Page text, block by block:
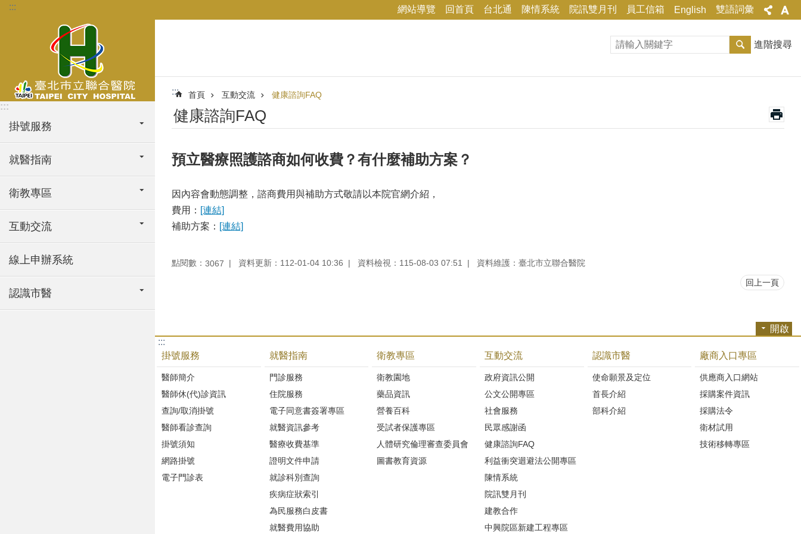
跳到主要內容區塊
::: 網站導覽 回首頁 台北通 陳情系統 院訊雙月刊 員工信箱 English 雙語詞彙
:::
掛號服務
就醫指南
衛教專區
互動交流
線上申辦系統
認識市醫
進階搜尋
::: 首頁 互動交流 健康諮詢FAQ
健康諮詢FAQ
預立醫療照護諮商如何收費？有什麼補助方案？
因內容會動態調整，諮商費用與補助方式敬請以本院官網介紹，
費用： [連結]
補助方案： [連結]
點閱數： 3067 資料更新：112-01-04 10:36 資料檢視：115-08-03 07:51 資料維護：臺北市立聯合醫院
回上一頁
開啟
:::
掛號服務
醫師簡介
醫師休(代)診資訊
查詢/取消掛號
醫師看診查詢
掛號須知
網路掛號
電子門診表
就醫指南
門診服務
住院服務
電子同意書簽署專區
就醫資訊參考
醫療收費基準
證明文件申請
就診科別查詢
疾病症狀索引
為民服務白皮書
就醫費用協助
衛教專區
衛教園地
藥品資訊
營養百科
受試者保護專區
人體研究倫理審查委員會
圖書教育資源
互動交流
政府資訊公開
公文公開專區
社會服務
民眾感謝函
健康諮詢FAQ
利益衝突迴避法公開專區
陳情系統
院訊雙月刊
建教合作
中興院區新建工程專區
認識市醫
使命願景及定位
首長介紹
部科介紹
廠商入口專區
供應商入口網站
採購案件資訊
採購法令
衛材試用
技術移轉專區